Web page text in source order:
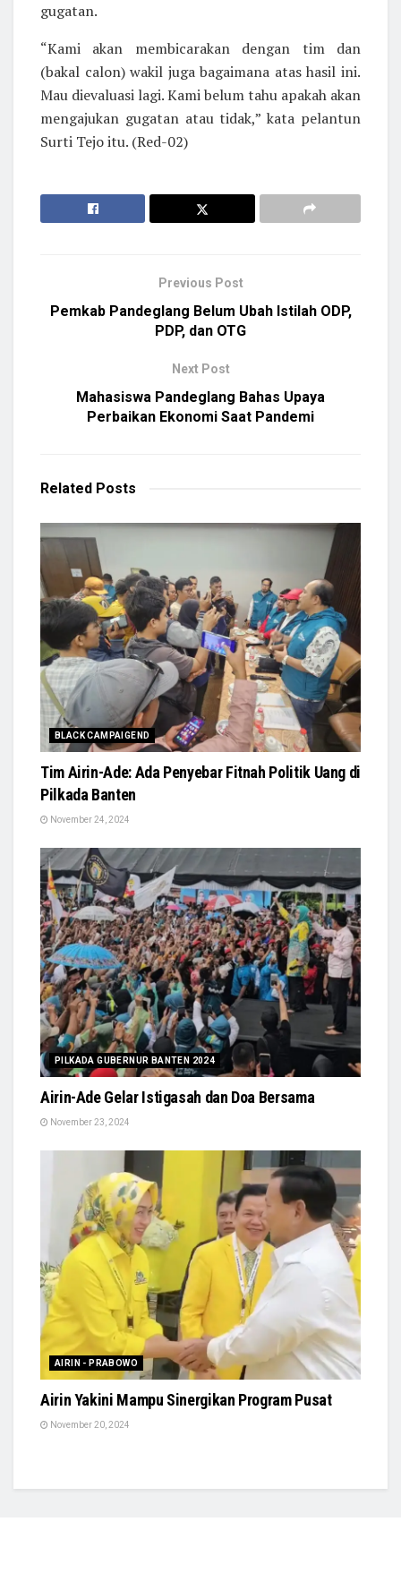
gugatan.
“Kami akan membicarakan dengan tim dan
(bakal calon) wakil juga bagaimana atas hasil ini.
Mau dievaluasi lagi. Kami belum tahu apakah akan
mengajukan gugatan atau tidak,” kata pelantun
Surti Tejo itu. (Red-02)
Previous Post
Pemkab Pandeglang Belum Ubah Istilah ODP,
PDP, dan OTG
Next Post
Mahasiswa Pandeglang Bahas Upaya
Perbaikan Ekonomi Saat Pandemi
Related Posts
BLACK CAMPAIGEND
Tim Airin-Ade: Ada Penyebar Fitnah Politik Uang di
Pilkada Banten
November 24, 2024
PILKADA GUBERNUR BANTEN 2024
Airin-Ade Gelar Istigasah dan Doa Bersama
November 23, 2024
AIRIN - PRABOWO
Airin Yakini Mampu Sinergikan Program Pusat
November 20, 2024